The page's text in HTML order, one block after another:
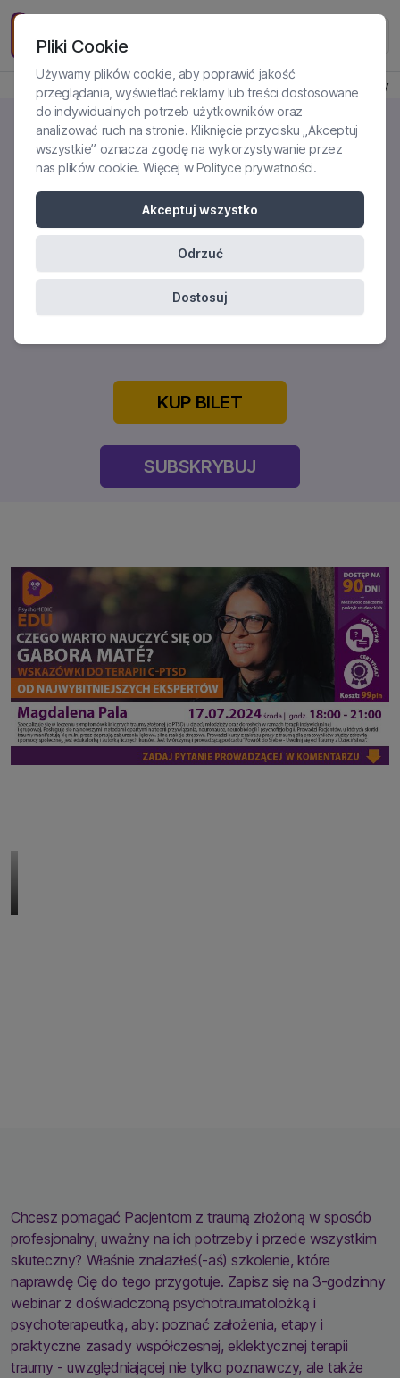
Produkt jest dostępny
CZEGO WARTO NAUCZYĆ SIĘ OD
GABORA MATÉ?
WSKAZÓWKI DO TERAPII C-PTSD
OD NAJWYBITNIEJSZYCH
EKSPERTÓW
Certyfikowane szkolenie online
KUP BILET
SUBSKRYBUJ
Chcesz pomagać Pacjentom z traumą złożoną w sposób
profesjonalny, uważny na ich potrzeby i przede wszystkim
skuteczny? Właśnie znalazłeś(-aś) szkolenie, które
naprawdę Cię do tego przygotuje. Zapisz się na 3-godzinny
webinar z doświadczoną psychotraumatolożką i
psychoterapeutką, aby: poznać założenia, etapy i
praktyczne zasady współczesnej, eklektycznej terapii
traumy - uwzględniającej nie tylko poznawczy, ale także
Pliki Cookie
Używamy plików cookie, aby poprawić jakość
przeglądania, wyświetlać reklamy lub treści dostosowane
do indywidualnych potrzeb użytkowników oraz
analizować ruch na stronie. Kliknięcie przycisku „Akceptuj
wszystkie” oznacza zgodę na wykorzystywanie przez
nas plików cookie. Więcej wPolityce prywatności.
Akceptuj wszystko
Odrzuć
Dostosuj